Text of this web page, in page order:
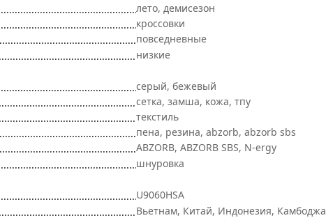
лето, демисезон
кроссовки
повседневные
низкие
серый, бежевый
сетка, замша, кожа, тпу
текстиль
пена, резина, abzorb, abzorb sbs
ABZORB, ABZORB SBS, N-ergy
шнуровка
U9060HSA
Вьетнам, Китай, Индонезия, Камбоджа